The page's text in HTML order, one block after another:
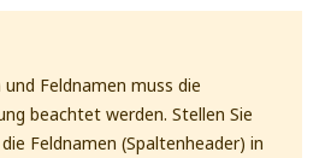
Feldnamen muss die
beachtet werden. Stellen Sie
Feldnamen (Spaltenheader) in